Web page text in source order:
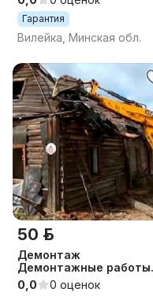
Гарантия
Вилейка, Минская обл.
50 р.
Демонтаж
Демонтажные работы
Снос домов расчистка
участка Аренда
0,0 0 оценок